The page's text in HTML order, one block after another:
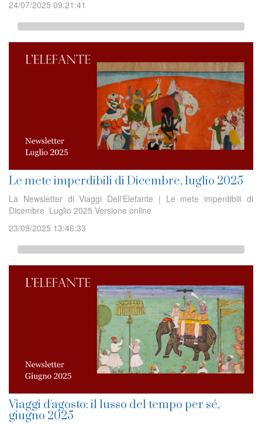
24/07/2025 09:21:41
Le mete imperdibili di Dicembre, luglio 2025
La Newsletter di Viaggi Dell'Elefante | Le mete imperdibili di
Dicembre Luglio 2025 Versione online
23/09/2025 13:46:33
Viaggi d'agosto: il lusso del tempo per sé,
giugno 2025